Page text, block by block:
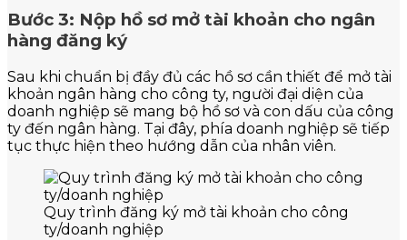
Bước 3: Nộp hồ sơ mở tài khoản cho ngân
hàng đăng ký
Sau khi chuẩn bị đầy đủ các hồ sơ cần thiết để mở tài
khoản ngân hàng cho công ty, người đại diện của
doanh nghiệp sẽ mang bộ hồ sơ và con dấu của công
ty đến ngân hàng. Tại đây, phía doanh nghiệp sẽ tiếp
tục thực hiện theo hướng dẫn của nhân viên.
Quy trình đăng ký mở tài khoản cho công
ty/doanh nghiệp